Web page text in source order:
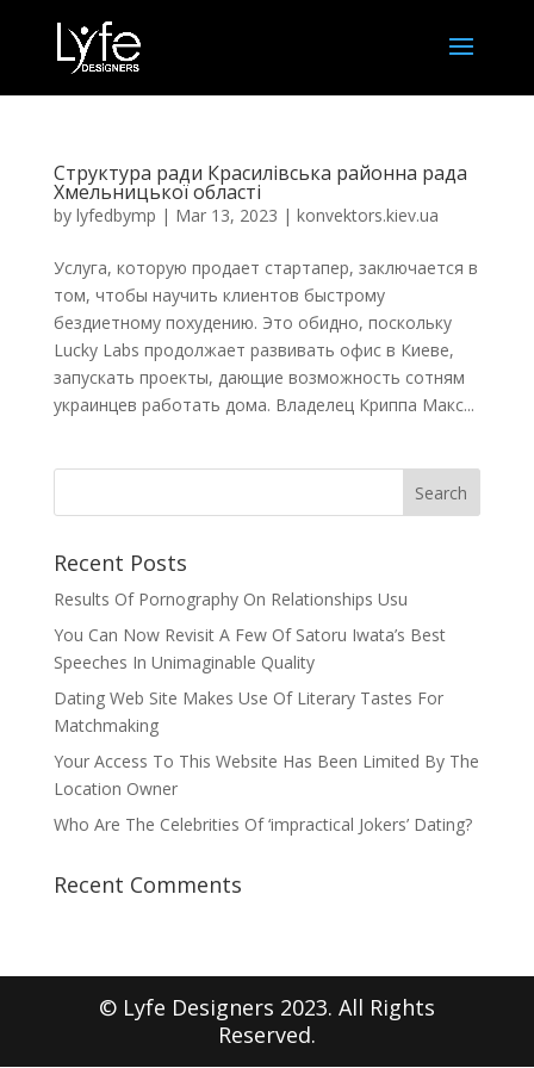
Структура ради Красилівська районна рада
Хмельницької області
by lyfedbymp | Mar 13, 2023 | konvektors.kiev.ua
Услуга, которую продает стартапер, заключается в
том, чтобы научить клиентов быстрому
бездиетному похудению. Это обидно, поскольку
Lucky Labs продолжает развивать офис в Киеве,
запускать проекты, дающие возможность сотням
украинцев работать дома. Владелец Криппа Макс...
Recent Posts
Results Of Pornography On Relationships Usu
You Can Now Revisit A Few Of Satoru Iwata’s Best
Speeches In Unimaginable Quality
Dating Web Site Makes Use Of Literary Tastes For
Matchmaking
Your Access To This Website Has Been Limited By The
Location Owner
Who Are The Celebrities Of ‘impractical Jokers’ Dating?
Recent Comments
© Lyfe Designers 2023. All Rights
Reserved.